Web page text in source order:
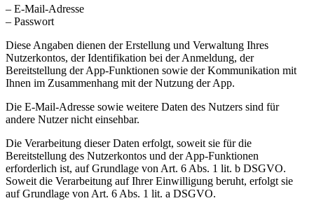
– E-Mail-Adresse
– Passwort
Diese Angaben dienen der Erstellung und Verwaltung Ihres
Nutzerkontos, der Identifikation bei der Anmeldung, der
Bereitstellung der App-Funktionen sowie der Kommunikation mit
Ihnen im Zusammenhang mit der Nutzung der App.
Die E-Mail-Adresse sowie weitere Daten des Nutzers sind für
andere Nutzer nicht einsehbar.
Die Verarbeitung dieser Daten erfolgt, soweit sie für die
Bereitstellung des Nutzerkontos und der App-Funktionen
erforderlich ist, auf Grundlage von Art. 6 Abs. 1 lit. b DSGVO.
Soweit die Verarbeitung auf Ihrer Einwilligung beruht, erfolgt sie
auf Grundlage von Art. 6 Abs. 1 lit. a DSGVO.